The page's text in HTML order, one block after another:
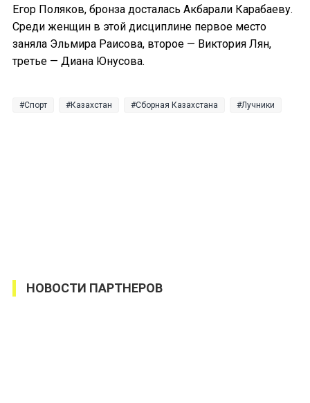
Егор Поляков, бронза досталась Акбарали Карабаеву.
Среди женщин в этой дисциплине первое место
заняла Эльмира Раисова, второе — Виктория Лян,
третье — Диана Юнусова.
Спорт Казахстан Сборная Казахстана Лучники
НОВОСТИ ПАРТНЕРОВ